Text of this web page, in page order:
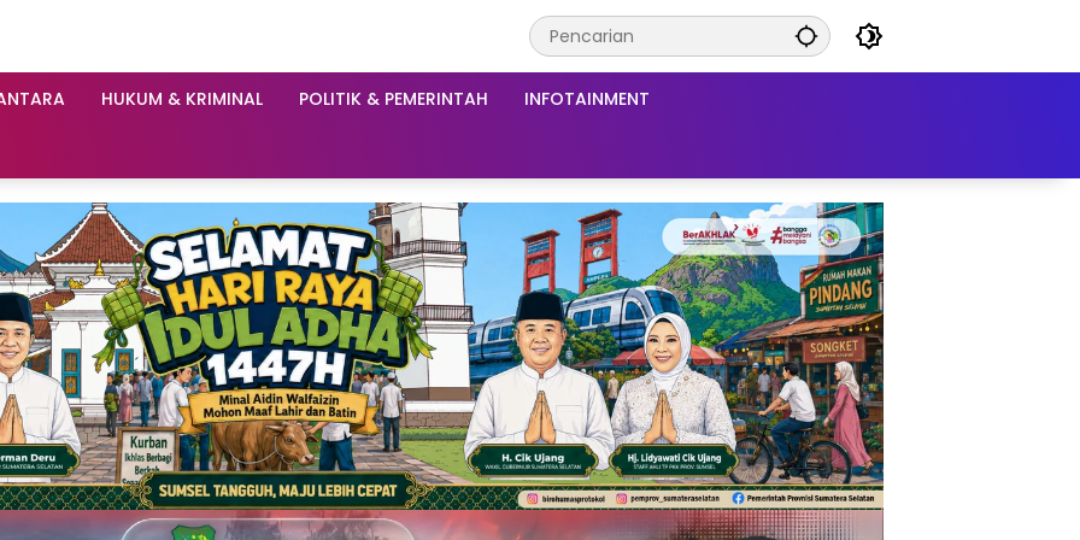
HUKUM & KRIMINAL POLITIK & PEMERINTAH INFOTAINMENT